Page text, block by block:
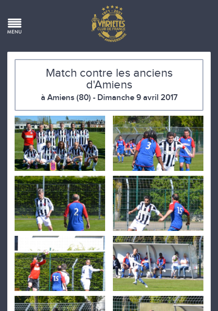
Match contre les anciens
d'Amiens
à Amiens (80) - Dimanche 9 avril 2017